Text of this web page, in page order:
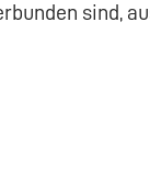
sind,